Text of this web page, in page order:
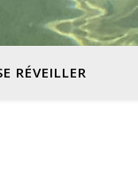
RÉVEILLER